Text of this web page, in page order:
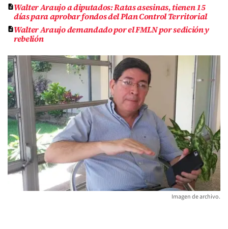
Walter Araujo a diputados: Ratas asesinas, tienen 15
días para aprobar fondos del Plan Control Territorial
Walter Araujo demandado por el FMLN por sedición y
rebelión
Imagen de archivo.